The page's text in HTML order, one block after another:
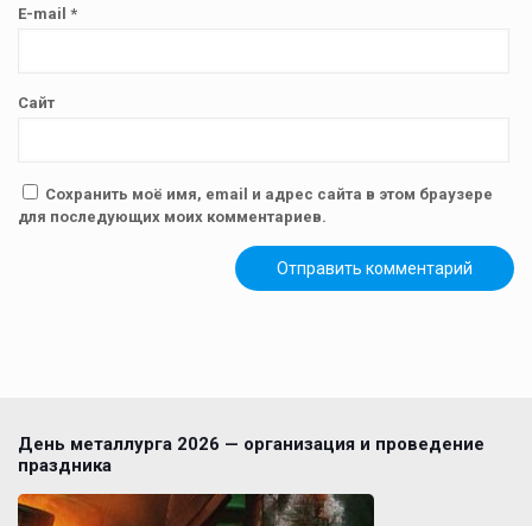
E-mail *
Сайт
Сохранить моё имя, email и адрес сайта в этом браузере
для последующих моих комментариев.
День металлурга 2026 — организация и проведение
праздника